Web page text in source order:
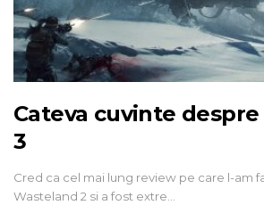
Cateva cuvinte
3
Cred ca cel mai lung review pe care l-am
Wasteland 2 si a fost extre…